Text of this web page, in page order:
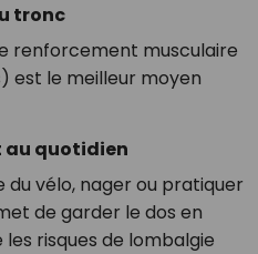
tronc
renforcement musculaire
est le meilleur moyen
au quotidien
du vélo, nager ou pratiquer
de garder le dos en
risques de lombalgie